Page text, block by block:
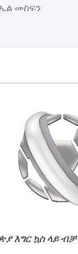
መስፍን
እግር ኳስ ላይ